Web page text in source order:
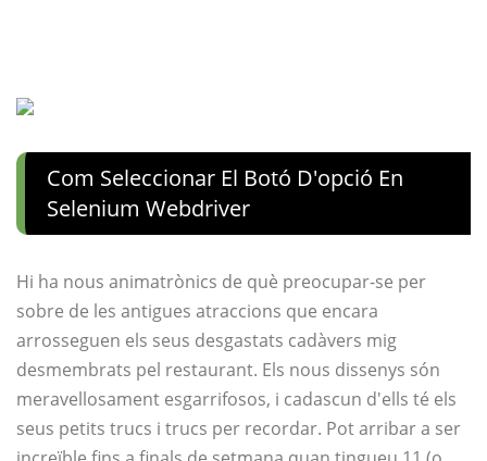
Com Seleccionar El Botó D'opció En
Selenium Webdriver
Hi ha nous animatrònics de què preocupar-se per
sobre de les antigues atraccions que encara
arrosseguen els seus desgastats cadàvers mig
desmembrats pel restaurant. Els nous dissenys són
meravellosament esgarrifosos, i cadascun d'ells té els
seus petits trucs i trucs per recordar. Pot arribar a ser